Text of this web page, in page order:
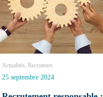
Actualités, Recruteurs
25 septembre 2024